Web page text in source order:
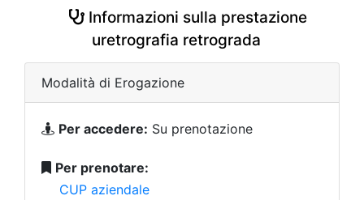
Informazioni sulla prestazione
uretrografia retrograda
Modalità di Erogazione
Per accedere: Su prenotazione
Per prenotare:
CUP aziendale